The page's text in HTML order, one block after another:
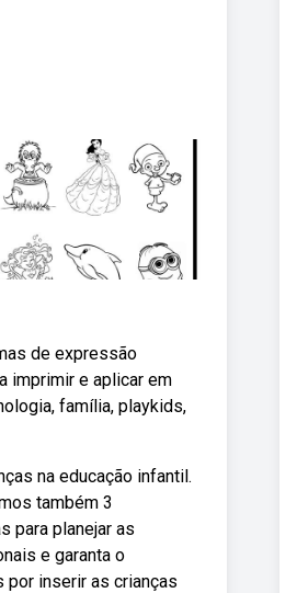
de expressão
imprimir e aplicar em
família, playkids,
na educação infantil.
também 3
para planejar as
e garanta o
inserir as crianças